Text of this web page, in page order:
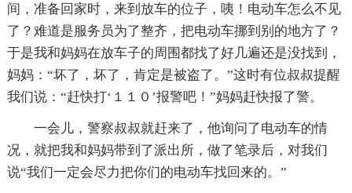
间，准备回家时，来到放车的位子，咦！电动车怎么不见
了？难道是服务员为了整齐，把电动车挪到别的地方了？
于是我和妈妈在放车子的周围都找了好几遍还是没找到，
妈妈：“坏了，坏了，肯定是被盗了。”这时有位叔叔提醒
我们说：“赶快打‘１１０’报警吧！”妈妈赶快报了警。
一会儿，警察叔叔就赶来了，他询问了电动车的情
况，就把我和妈妈带到了派出所，做了笔录后，对我们
说“我们一定会尽力把你们的电动车找回来的。”